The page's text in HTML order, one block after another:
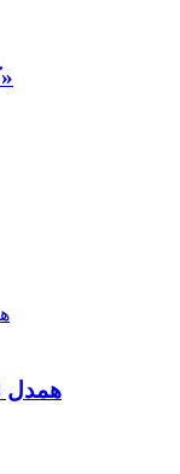
کارگاه تخصصی «سواد زندگی مشترک»
همدل 8 | آسیاب آبی | تعادل در زندگی | آنلاین